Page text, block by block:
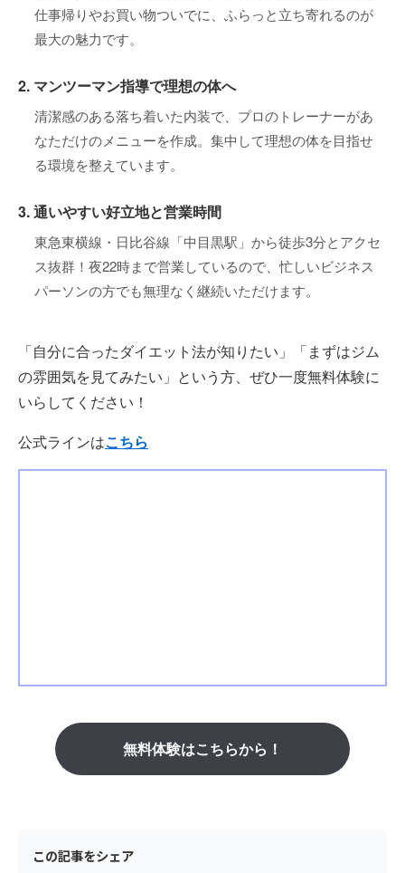
仕事帰りやお買い物ついでに、ふらっと立ち寄れるのが
最大の魅力です。
2. マンツーマン指導で理想の体へ
清潔感のある落ち着いた内装で、プロのトレーナーがあ
なただけのメニューを作成。集中して理想の体を目指せ
る環境を整えています。
3. 通いやすい好立地と営業時間
東急東横線・日比谷線「中目黒駅」から徒歩3分とアクセ
ス抜群！夜22時まで営業しているので、忙しいビジネス
パーソンの方でも無理なく継続いただけます。
「自分に合ったダイエット法が知りたい」「まずはジム
の雰囲気を見てみたい」という方、ぜひ一度無料体験に
いらしてください！
公式ラインはこちら
無料体験はこちらから！
この記事をシェア